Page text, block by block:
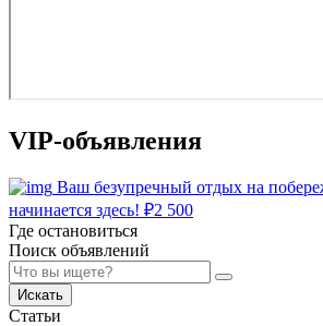
VIP-объявления
Ваш безупречный отдых на
начинается здесь! ₽2 500
Где остановиться
Поиск объявлений
Искать
Статьи